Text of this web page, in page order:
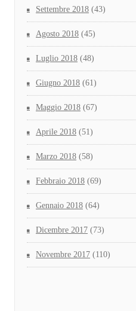
Settembre 2018 (43)
Agosto 2018 (45)
Luglio 2018 (48)
Giugno 2018 (61)
Maggio 2018 (67)
Aprile 2018 (51)
Marzo 2018 (58)
Febbraio 2018 (69)
Gennaio 2018 (64)
Dicembre 2017 (73)
Novembre 2017 (110)